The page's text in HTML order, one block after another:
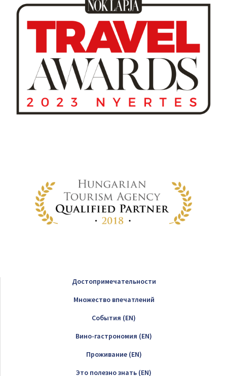
Достопримечательности
Множество впечатлений
Cобытия (EN)
Вино-гастрономия (EN)
Проживание (EN)
Это полезно знать (EN)